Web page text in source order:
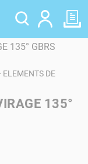
ELEMENTS DE
135°